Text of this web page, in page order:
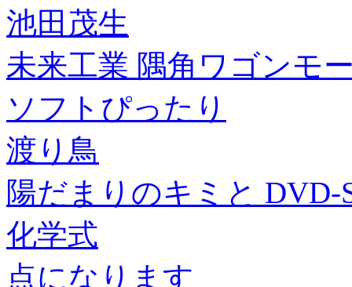
池田茂生
未来工業 隅角ワゴンモ
ソフトぴったり
渡り鳥
陽だまりのキミと DVD-
化学式
点になります